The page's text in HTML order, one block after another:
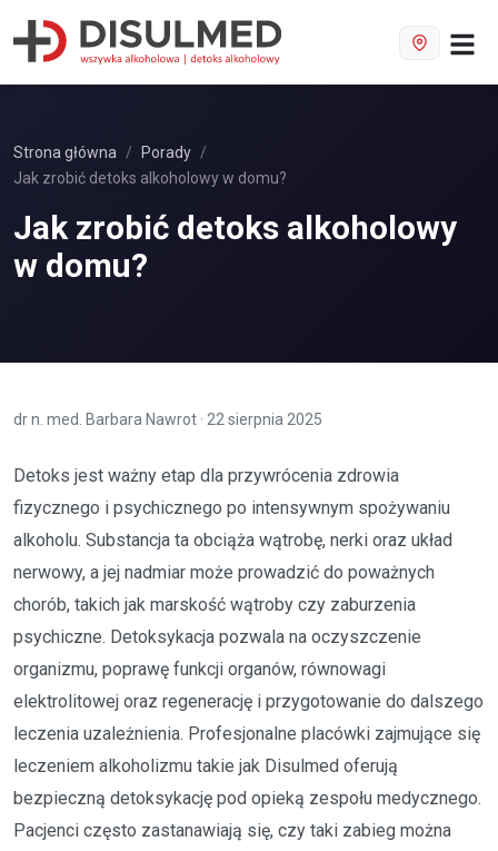
Strona główna
Porady
Jak zrobić detoks alkoholowy w domu?
Jak zrobić detoks alkoholowy
w domu?
dr n. med. Barbara Nawrot · 22 sierpnia 2025
Detoks jest ważny etap dla przywrócenia zdrowia
fizycznego i psychicznego po intensywnym spożywaniu
alkoholu. Substancja ta obciąża wątrobę, nerki oraz układ
nerwowy, a jej nadmiar może prowadzić do poważnych
chorób, takich jak marskość wątroby czy zaburzenia
psychiczne. Detoksykacja pozwala na oczyszczenie
organizmu, poprawę funkcji organów, równowagi
elektrolitowej oraz regenerację i przygotowanie do dalszego
leczenia uzależnienia. Profesjonalne placówki zajmujące się
leczeniem alkoholizmu takie jak Disulmed oferują
bezpieczną detoksykację pod opieką zespołu medycznego.
Pacjenci często zastanawiają się, czy taki zabieg można